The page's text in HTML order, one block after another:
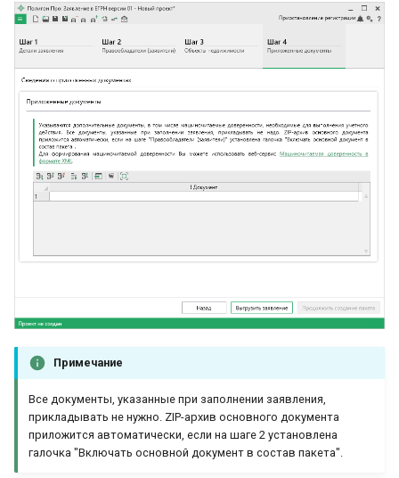
Примечание
Все документы, указанные при заполнении заявления,
прикладывать не нужно. ZIP-архив основного документа
приложится автоматически, если на шаге 2 установлена
галочка "Включать основной документ в состав пакета".